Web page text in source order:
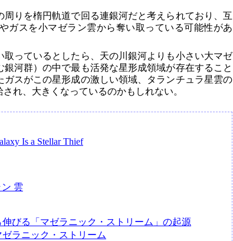
りを楕円軌道で回る連銀河だと考えられており、互
ガスを小マゼラン雲から奪い取っている可能性があ
取っているとしたら、天の川銀河よりも小さい大マゼ
河群）の中で最も活発な星形成領域が存在すること
スがこの星形成の激しい領域、タランチュラ星雲の
れ、大きくなっているのかもしれない。
Is a Stellar Thief
雲
びる「マゼラニック・ストリーム」の起源
ラニック・ストリーム